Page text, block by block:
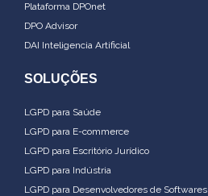
Plataforma DPOnet
DPO Advisor
DAI Inteligencia Artificial
SOLUÇÕES
LGPD para Saúde
LGPD para E-commerce
LGPD para Escritório Jurídico
LGPD para Indústria
LGPD para Desenvolvedores de Softwares